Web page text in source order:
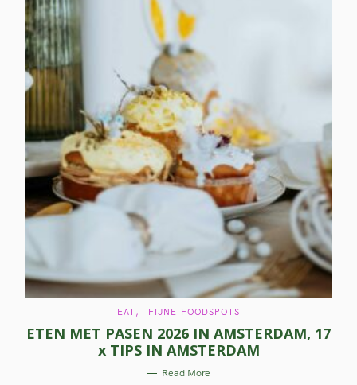
C
T
E
G
O
R
I
EAT FIJNE FOODSPOTS
ETEN MET PASEN 2026 IN AMSTERDAM, 17
x TIPS IN AMSTERDAM
Read More